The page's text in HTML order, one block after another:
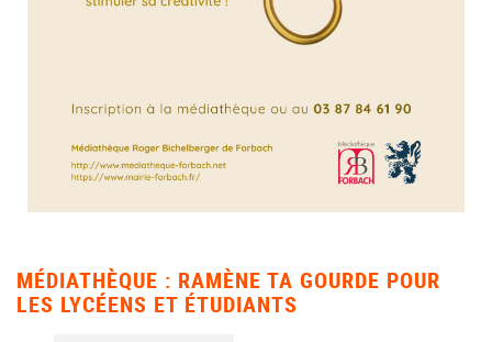
MÉDIATHÈQUE : RAMÈNE TA GOURDE POUR
LES LYCÉENS ET ÉTUDIANTS